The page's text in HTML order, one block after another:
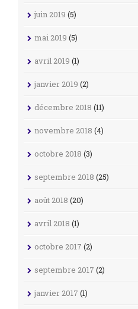
juin 2019 (5)
mai 2019 (5)
avril 2019 (1)
janvier 2019 (2)
décembre 2018 (11)
novembre 2018 (4)
octobre 2018 (3)
septembre 2018 (25)
août 2018 (20)
avril 2018 (1)
octobre 2017 (2)
septembre 2017 (2)
janvier 2017 (1)